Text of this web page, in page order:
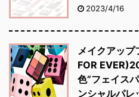
2023/4/16
メイクアッ
FOR
色”フェイス
ンシャルパレ